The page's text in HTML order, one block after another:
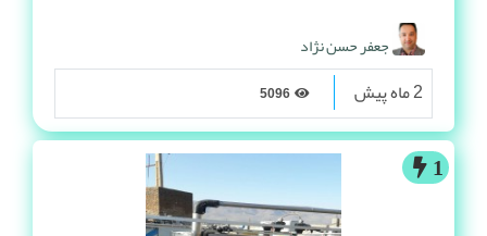
جعفر حسن نژاد
2 ماه پیش
1